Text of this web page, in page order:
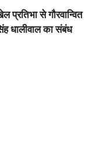
से गौरवान्वित
धालीवाल का संबंध